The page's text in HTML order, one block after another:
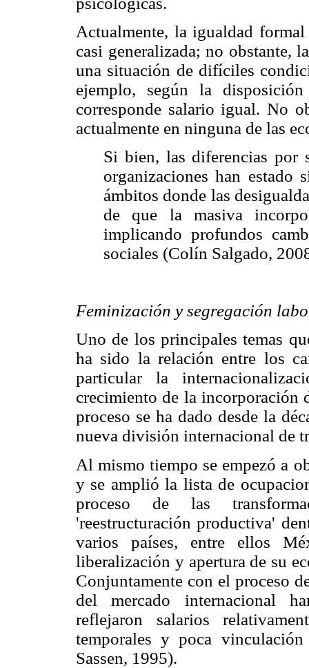
Actualmente, la igualdad
casi generalizada; no obstante,
una situación de difíciles
ejemplo, según la
corresponde salario igual. No
actualmente en ninguna de las
Si bien, las diferencias por
organizaciones han estado
ámbitos donde las
de que la masiva
implicando profundos
sociales (Colín Salgado,
Feminización y segregación
Uno de los principales temas
ha sido la relación entre los
particular la
crecimiento de la incorporación
proceso se ha dado desde la
nueva división internacional de
Al mismo tiempo se empezó a
y se amplió la lista de
proceso de las
'reestructuración productiva'
varios países, entre ellos
liberalización y apertura de su
Conjuntamente con el proceso
del mercado internacional
reflejaron salarios
temporales y poca
Sassen, 1995).